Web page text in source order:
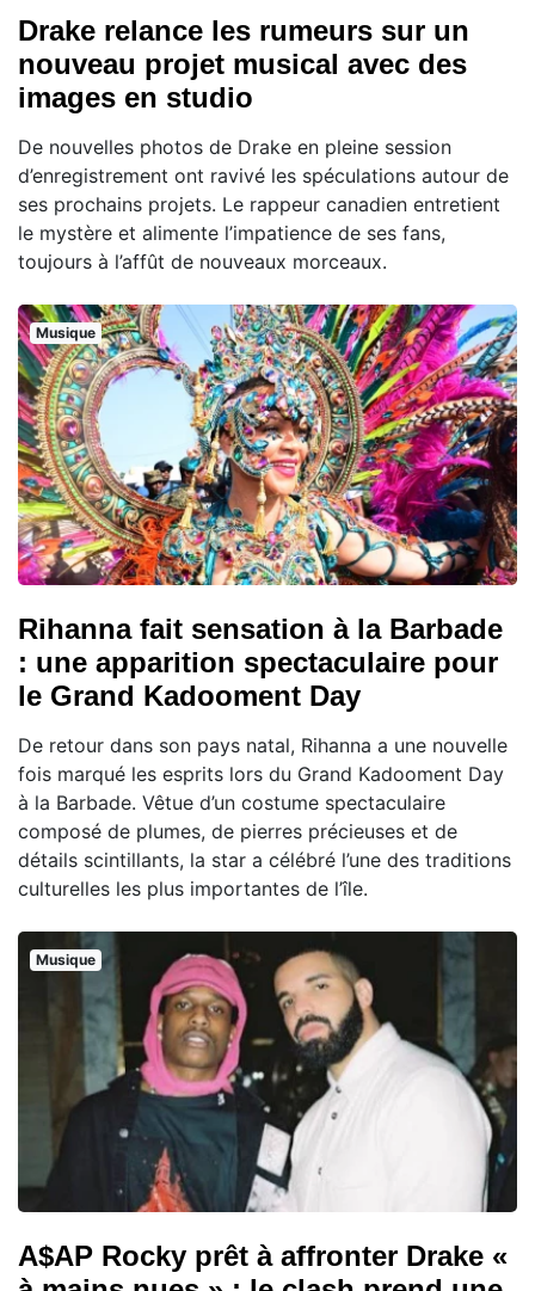
Drake relance les rumeurs sur un
nouveau projet musical avec des
images en studio
De nouvelles photos de Drake en pleine session
d’enregistrement ont ravivé les spéculations autour de
ses prochains projets. Le rappeur canadien entretient
le mystère et alimente l’impatience de ses fans,
toujours à l’affût de nouveaux morceaux.
Musique
Rihanna fait sensation à la Barbade
: une apparition spectaculaire pour
le Grand Kadooment Day
De retour dans son pays natal, Rihanna a une nouvelle
fois marqué les esprits lors du Grand Kadooment Day
à la Barbade. Vêtue d’un costume spectaculaire
composé de plumes, de pierres précieuses et de
détails scintillants, la star a célébré l’une des traditions
culturelles les plus importantes de l’île.
Musique
A$AP Rocky prêt à affronter Drake «